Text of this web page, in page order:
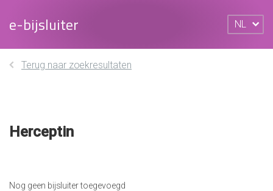
e-bijsluiter NL
Terug naar zoekresultaten
Herceptin
Nog geen bijsluiter toegevoegd